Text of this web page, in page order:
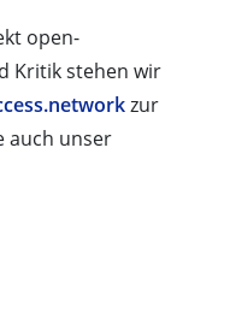
open-
Kritik stehen wir
zur
auch unser